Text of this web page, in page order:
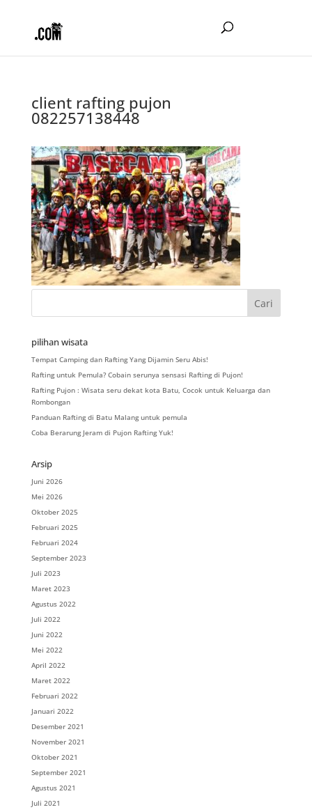
client rafting pujon
082257138448
pilihan wisata
Tempat Camping dan Rafting Yang Dijamin Seru Abis!
Rafting untuk Pemula? Cobain serunya sensasi Rafting di Pujon!
Rafting Pujon : Wisata seru dekat kota Batu, Cocok untuk Keluarga dan
Rombongan
Panduan Rafting di Batu Malang untuk pemula
Coba Berarung Jeram di Pujon Rafting Yuk!
Arsip
Juni 2026
Mei 2026
Oktober 2025
Februari 2025
Februari 2024
September 2023
Juli 2023
Maret 2023
Agustus 2022
Juli 2022
Juni 2022
Mei 2022
April 2022
Maret 2022
Februari 2022
Januari 2022
Desember 2021
November 2021
Oktober 2021
September 2021
Agustus 2021
Juli 2021